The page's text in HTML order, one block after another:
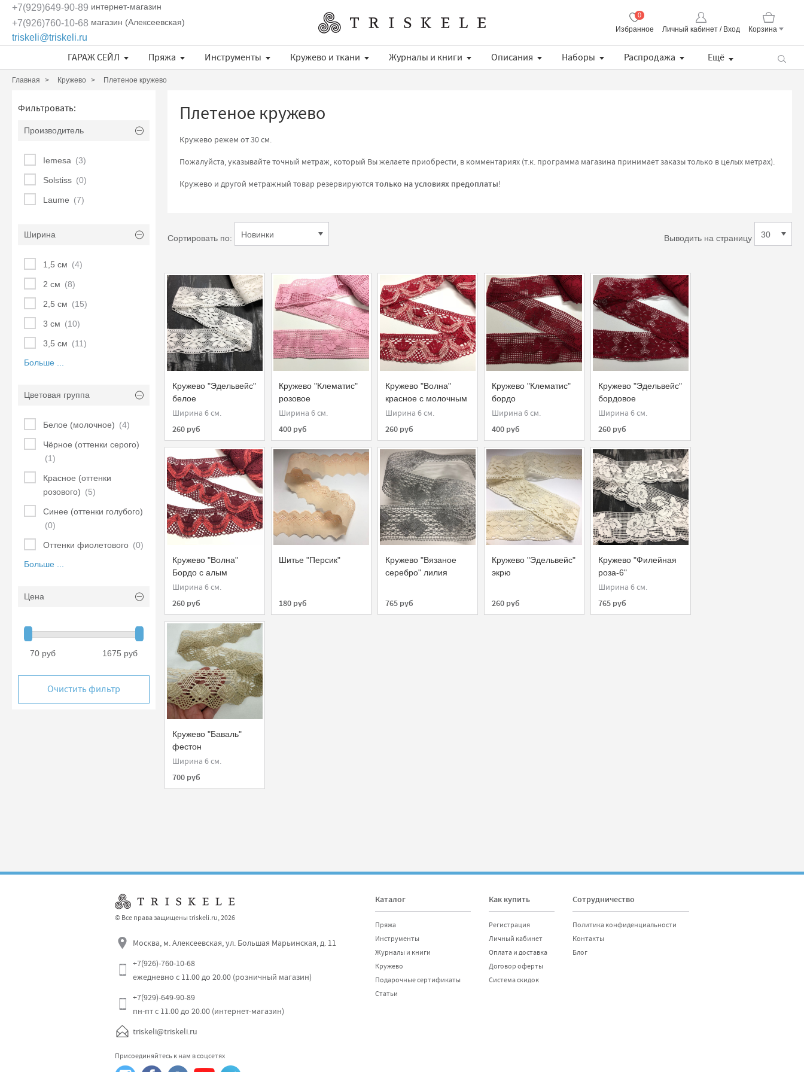
+7(929)649-90-89 интернет-магазин
+7(926)760-10-68 магазин (Алексеевская)
triskeli@triskeli.ru
Избранное
0
Личный кабинет / Вход Корзина
Корзина пуста
ГАРАЖ СЕЙЛ
Пряжа Инструменты Кружево и ткани Журналы и книги Описания Наборы Распродажа Ещё
Главная Кружево Плетеное кружево
Фильтровать:
Производитель
Iemesa (3)
Solstiss (0)
Laume (7)
Ширина
1,5 см (4)
2 см (8)
2,5 см (15)
3 см (10)
3,5 см (11)
Больше ...
Цветовая группа
Белое (молочное) (4)
Чёрное (оттенки серого)
(1)
Красное (оттенки
розового) (5)
Синее (оттенки голубого)
(0)
Оттенки фиолетового (0)
Больше ...
Цена
70 руб 1675 руб
Очистить фильтр
Плетеное кружево
Кружево режем от 30 см.
Пожалуйста, указывайте точный метраж, который Вы желаете приобрести, в комментариях (т.к. программа магазина принимает заказы только в целых метрах).
Кружево и другой метражный товар резервируются только на условиях предоплаты!
Сортировать по: Выводить на страницу
Кружево "Эдельвейс"
белое
Ширина 6 см.
260 руб
Кружево "Клематис"
розовое
Ширина 6 см.
400 руб
Кружево "Волна"
красное с молочным
Ширина 6 см.
260 руб
Кружево "Клематис"
бордо
Ширина 6 см.
400 руб
Кружево "Эдельвейс"
бордовое
Ширина 6 см.
260 руб
Кружево "Волна"
Бордо с алым
Ширина 6 см.
260 руб
Шитье "Персик"
180 руб
Кружево "Вязаное
серебро" лилия
765 руб
Кружево "Эдельвейс"
экрю
260 руб
Кружево "Филейная
роза-6"
Ширина 6 см.
765 руб
Кружево "Баваль"
фестон
Ширина 6 см.
700 руб
© Все права защищены triskeli.ru, 2026
Москва, м. Алексеевская, ул. Большая Марьинская, д. 11
+7(926)-760-10-68
ежедневно с 11.00 до 20.00 (розничный магазин)
+7(929)-649-90-89
пн-пт с 11.00 до 20.00 (интернет-магазин)
triskeli@triskeli.ru
Присоединяйтесь к нам в соцсетях
Каталог
Пряжа
Инструменты
Журналы и книги
Кружево
Подарочные сертификаты
Статьи
Как купить
Регистрация
Личный кабинет
Оплата и доставка
Договор оферты
Система скидок
Сотрудничество
Политика конфиденциальности
Контакты
Блог